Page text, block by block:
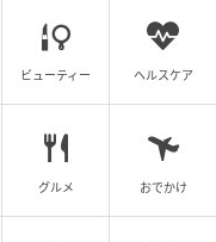
ビューティー ヘルスケア
グルメ おでかけ